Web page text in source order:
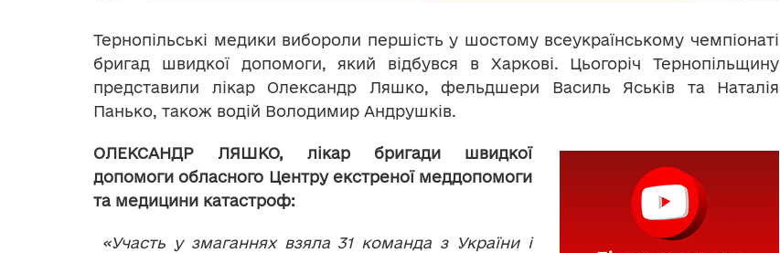
Тернопільські медики вибороли першість у шостому всеукраїнському чемпіонаті
бригад швидкої допомоги, який відбувся в Харкові. Цьогоріч Тернопільщину
представили лікар Олександр Ляшко, фельдшери Василь Яськів та Наталія
Панько, також водій Володимир Андрушків.
ОЛЕКСАНДР ЛЯШКО, лікар бригади швидкої
допомоги обласного Центру екстреної меддопомоги
та медицини катастроф:
«Участь у змаганнях взяла 31 команда з України і